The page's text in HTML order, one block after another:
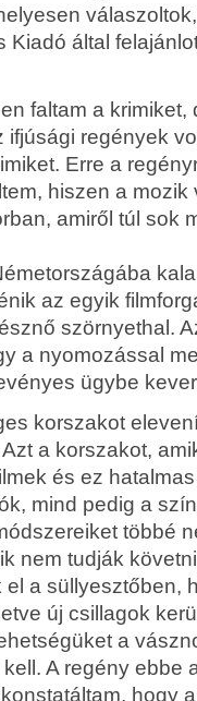
Kiadó által
faltam a
ifjúsági regények
Erre a
hiszen a mozik
amiről túl sok
az egyik
szörnyethal.
a nyomozással
ügybe
korszakot
a korszakot,
és ez
mind pedig a
többé
nem tudják
a süllyesztőben,
új csillagok
a
A regény ebbe
hogy